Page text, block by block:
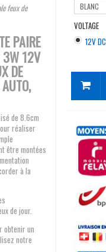
feux de
PAIRE
3W 12V
DE
de 8.6cm
réaliser
être montées
à la
de jour.
obtenir un
notre
BLANC
VOLTAGE
12V DC